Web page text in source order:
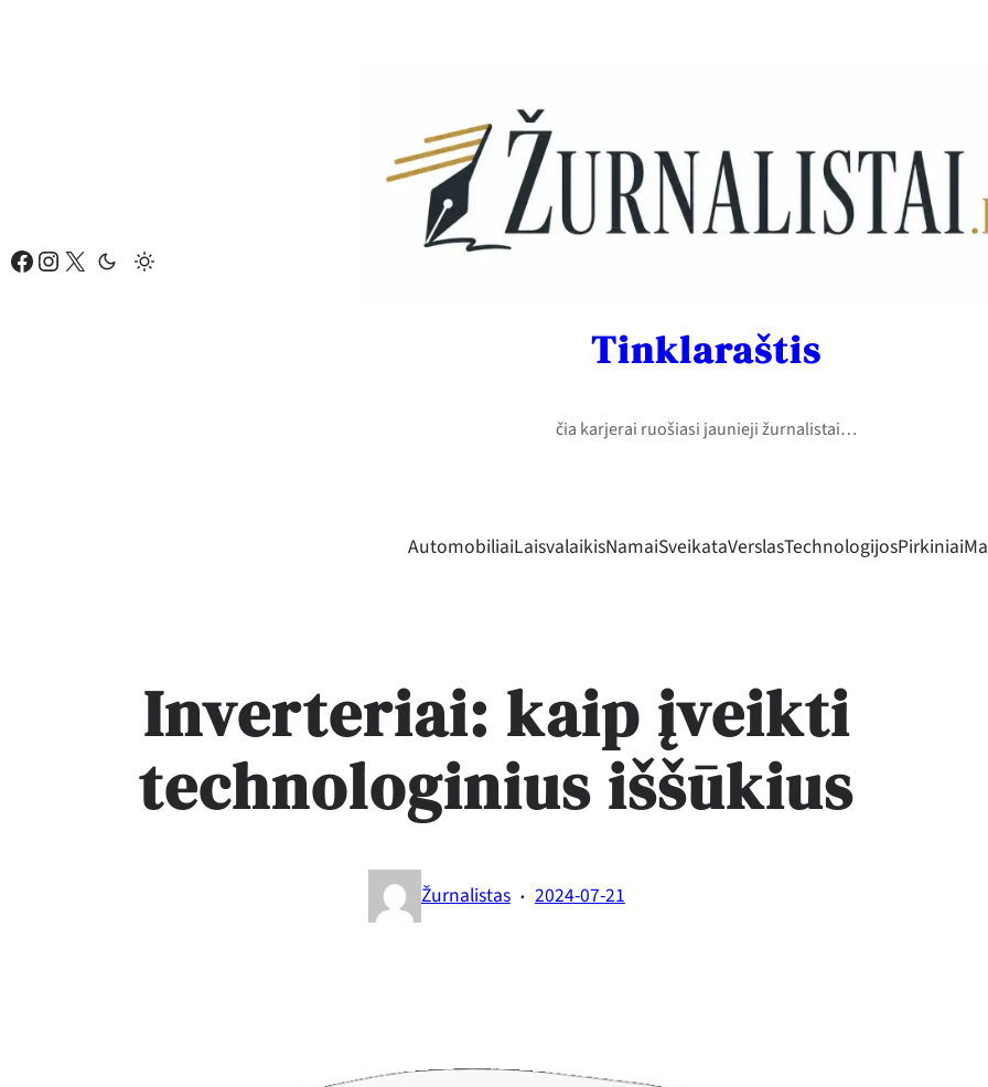
Facebook Instagram X
Tinklaraštis
čia karjerai ruošiasi jaunieji žurnalistai…
AutomobiliaiLaisvalaikisNamaiSveikataVerslasTechnologijosPirkiniai
Inverteriai: kaip įveikti
technologinius iššūkius
Žurnalistas · 2024-07-21